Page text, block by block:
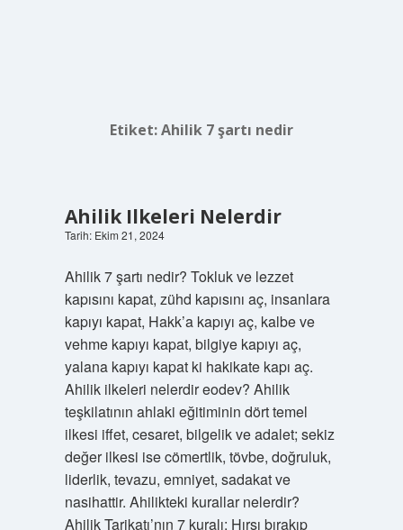
Etiket:Ahilik 7 şartı nedir
Ahilik Ilkeleri Nelerdir
Tarih: Ekim 21, 2024
Ahilik 7 şartı nedir? Tokluk ve lezzet
kapısını kapat, zühd kapısını aç, insanlara
kapıyı kapat, Hakk’a kapıyı aç, kalbe ve
vehme kapıyı kapat, bilgiye kapıyı aç,
yalana kapıyı kapat ki hakikate kapı aç.
Ahilik ilkeleri nelerdir eodev? Ahilik
teşkilatının ahlaki eğitiminin dört temel
ilkesi iffet, cesaret, bilgelik ve adalet; sekiz
değer ilkesi ise cömertlik, tövbe, doğruluk,
liderlik, tevazu, emniyet, sadakat ve
nasihattir. Ahilikteki kurallar nelerdir?
Ahilik Tarikatı’nın 7 kuralı: Hırsı bırakıp